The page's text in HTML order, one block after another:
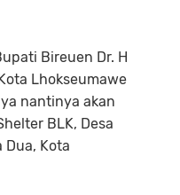
Bireuen Dr. H
Lhokseumawe
nantinya akan
BLK, Desa
Dua, Kota